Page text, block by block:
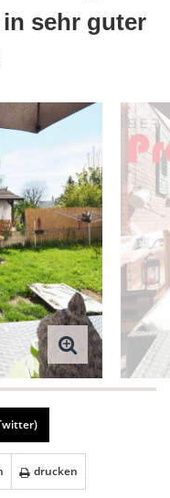
sehr guter
drucken